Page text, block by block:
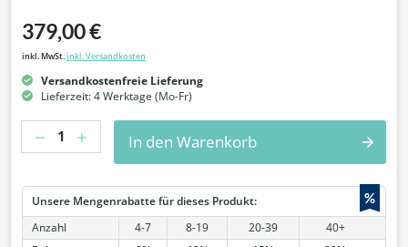
379,00 €
inkl. MwSt.inkl. Versandkosten
Versandkostenfreie Lieferung
Lieferzeit: 4 Werktage (Mo-Fr)
Anzahl
In den Warenkorb
%
Unsere Mengenrabatte für dieses Produkt:
Anzahl
4-7 8-19 20-39
40+